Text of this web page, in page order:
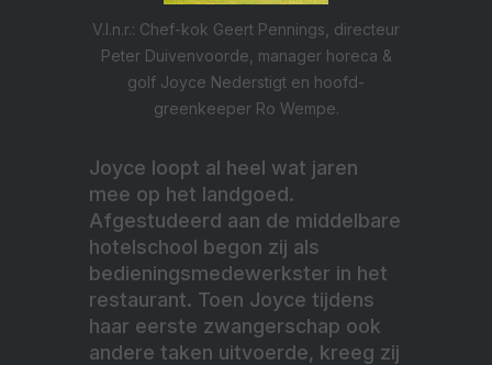
V.l.n.r.: Chef-kok Geert Pennings, directeur
Peter Duivenvoorde, manager horeca &
golf Joyce Nederstigt en hoofd-
greenkeeper Ro Wempe.
Joyce loopt al heel wat jaren
mee op het landgoed.
Afgestudeerd aan de middelbare
hotelschool begon zij als
bedieningsmedewerkster in het
restaurant. Toen Joyce tijdens
haar eerste zwangerschap ook
andere taken uitvoerde, kreeg zij